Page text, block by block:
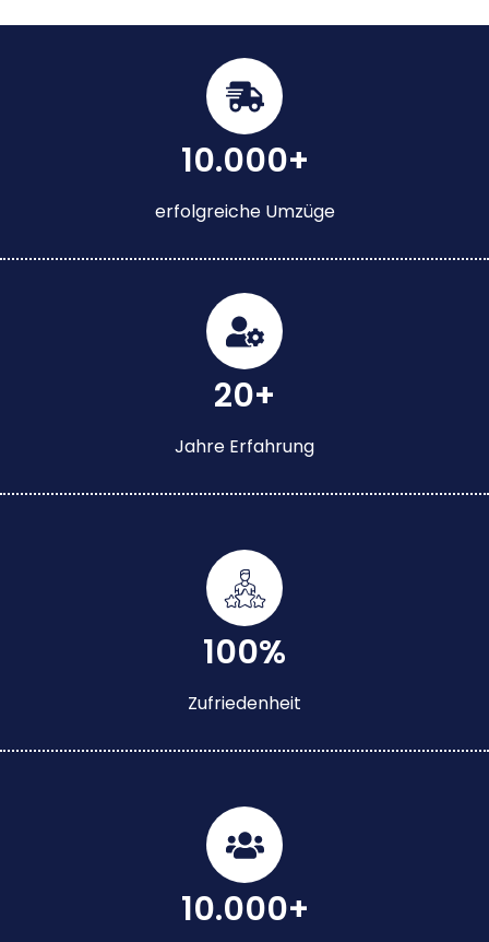
10.000+
erfolgreiche Umzüge
20+
Jahre Erfahrung
100%
Zufriedenheit
10.000+